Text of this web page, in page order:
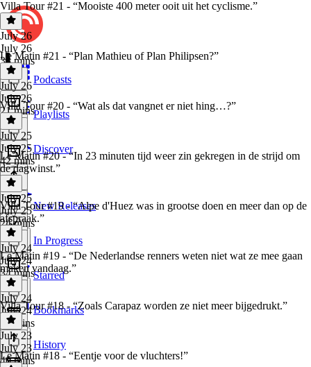
Podcasts
Playlists
Discover
New Releases
In Progress
Starred
Bookmarks
History
Villa Tour #21 - “Mooiste 400 meter ooit uit het cyclisme.”
July 26
July 26
33 mins
Le Matin #21 - “Plan Mathieu of Plan Philipsen?”
July 26
July 26
21 mins
Villa Tour #20 - “Wat als dat vangnet er niet hing…?”
July 25
July 25
42 mins
Le Matin #20 - “In 23 minuten tijd weer zin gekregen in de strijd om
de dagwinst.”
July 25
July 25
24 mins
Villa Tour #19 - “Alpe d'Huez was in grootse doen en meer dan op de
afspraak.”
July 24
July 24
34 mins
Le Matin #19 - “De Nederlandse renners weten niet wat ze mee gaan
maken vandaag.”
July 24
July 24
21 mins
Villa Tour #18 - “Zoals Carapaz worden ze niet meer bijgedrukt.”
July 23
July 23
40 mins
Le Matin #18 - “Eentje voor de vluchters!”